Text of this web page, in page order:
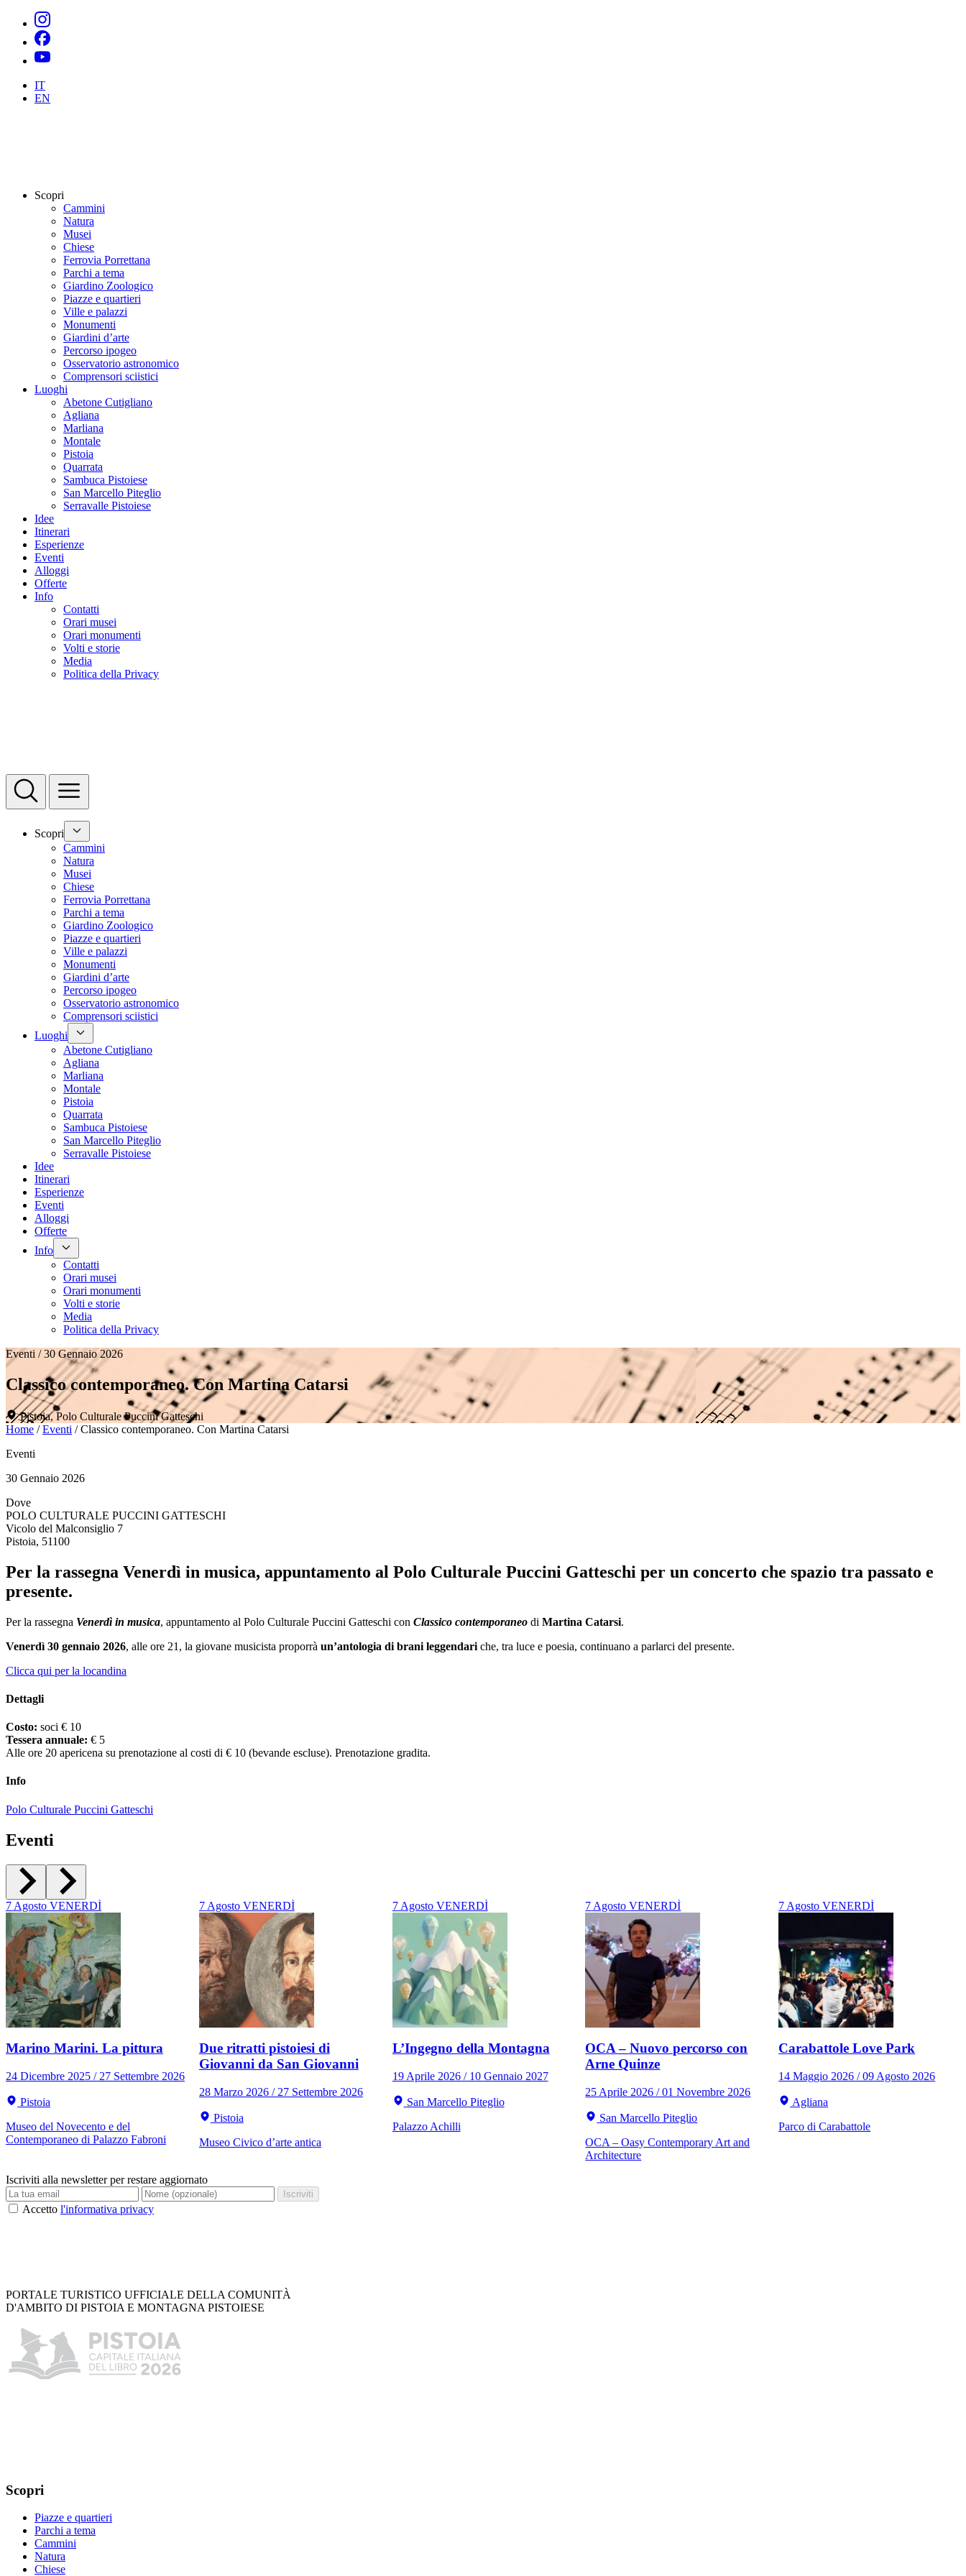
IT
EN
Scopri
Cammini
Natura
Musei
Chiese
Ferrovia Porrettana
Parchi a tema
Giardino Zoologico
Piazze e quartieri
Ville e palazzi
Monumenti
Giardini d’arte
Percorso ipogeo
Osservatorio astronomico
Comprensori sciistici
Luoghi
Abetone Cutigliano
Agliana
Marliana
Montale
Pistoia
Quarrata
Sambuca Pistoiese
San Marcello Piteglio
Serravalle Pistoiese
Idee
Itinerari
Esperienze
Eventi
Alloggi
Offerte
Info
Contatti
Orari musei
Orari monumenti
Volti e storie
Media
Politica della Privacy
Scopri
Cammini
Natura
Musei
Chiese
Ferrovia Porrettana
Parchi a tema
Giardino Zoologico
Piazze e quartieri
Ville e palazzi
Monumenti
Giardini d’arte
Percorso ipogeo
Osservatorio astronomico
Comprensori sciistici
Luoghi
Abetone Cutigliano
Agliana
Marliana
Montale
Pistoia
Quarrata
Sambuca Pistoiese
San Marcello Piteglio
Serravalle Pistoiese
Idee
Itinerari
Esperienze
Eventi
Alloggi
Offerte
Info
Contatti
Orari musei
Orari monumenti
Volti e storie
Media
Politica della Privacy
Eventi / 30 Gennaio 2026
Classico contemporaneo. Con Martina Catarsi
Pistoia, Polo Culturale Puccini Gatteschi
Home /Eventi /Classico contemporaneo. Con Martina Catarsi
Eventi
30 Gennaio 2026
Dove
POLO CULTURALE PUCCINI GATTESCHI
Vicolo del Malconsiglio 7
Pistoia, 51100
Per la rassegna Venerdì in musica, appuntamento al Polo Culturale Puccini Gatteschi per un concerto che spazio tra passato e
presente.
Per la rassegna Venerdì in musica, appuntamento al Polo Culturale Puccini Gatteschi con Classico contemporaneo di Martina Catarsi.
Venerdì 30 gennaio 2026, alle ore 21, la giovane musicista proporrà un’antologia di brani leggendari che, tra luce e poesia, continuano a parlarci del presente.
Clicca qui per la locandina
Dettagli
Costo: soci € 10
Tessera annuale: € 5
Alle ore 20 apericena su prenotazione al costi di € 10 (bevande escluse). Prenotazione gradita.
Info
Polo Culturale Puccini Gatteschi
Eventi
7 Agosto VENERDÌ
Marino Marini. La pittura
24 Dicembre 2025 / 27 Settembre 2026
Pistoia
Museo del Novecento e del
Contemporaneo di Palazzo Fabroni
7 Agosto VENERDÌ
Due ritratti pistoiesi di
Giovanni da San Giovanni
28 Marzo 2026 / 27 Settembre 2026
Pistoia
Museo Civico d’arte antica
7 Agosto VENERDÌ
L’Ingegno della Montagna
19 Aprile 2026 / 10 Gennaio 2027
San Marcello Piteglio
Palazzo Achilli
7 Agosto VENERDÌ
OCA – Nuovo percorso con
Arne Quinze
25 Aprile 2026 / 01 Novembre 2026
San Marcello Piteglio
OCA – Oasy Contemporary Art and
Architecture
7 Agosto VENERDÌ
Carabattole Love Park
14 Maggio 2026 / 09 Agosto 2026
Agliana
Parco di Carabattole
Iscriviti alla newsletter per restare aggiornato
Iscriviti
Accetto l'informativa privacy
PORTALE TURISTICO UFFICIALE DELLA COMUNITÀ
D'AMBITO DI PISTOIA E MONTAGNA PISTOIESE
Scopri
Piazze e quartieri
Parchi a tema
Cammini
Natura
Chiese